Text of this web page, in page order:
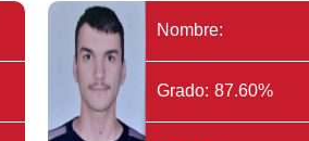
Nombre:
Grado: 87.60%